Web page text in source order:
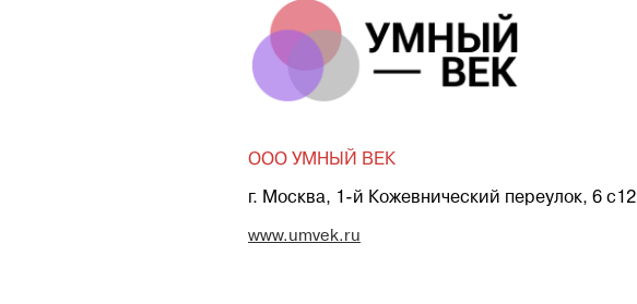
ООО УМНЫЙ ВЕК
г. Москва, 1-й Кожевнический переулок, 6 с12
www.umvek.ru